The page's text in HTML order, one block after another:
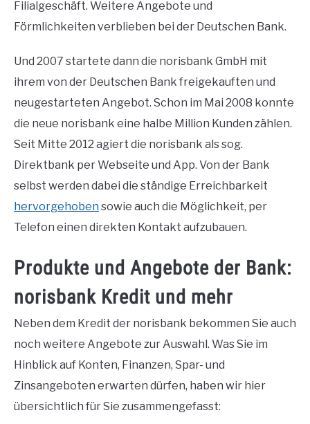
Filialgeschäft. Weitere Angebote und
Förmlichkeiten verblieben bei der Deutschen Bank.
Und 2007 startete dann die norisbank GmbH mit
ihrem von der Deutschen Bank freigekauften und
neugestarteten Angebot. Schon im Mai 2008 konnte
die neue norisbank eine halbe Million Kunden zählen.
Seit Mitte 2012 agiert die norisbank als sog.
Direktbank per Webseite und App. Von der Bank
selbst werden dabei die ständige Erreichbarkeit
hervorgehoben sowie auch die Möglichkeit, per
Telefon einen direkten Kontakt aufzubauen.
Produkte und Angebote der Bank:
norisbank Kredit und mehr
Neben dem Kredit der norisbank bekommen Sie auch
noch weitere Angebote zur Auswahl. Was Sie im
Hinblick auf Konten, Finanzen, Spar- und
Zinsangeboten erwarten dürfen, haben wir hier
übersichtlich für Sie zusammengefasst: